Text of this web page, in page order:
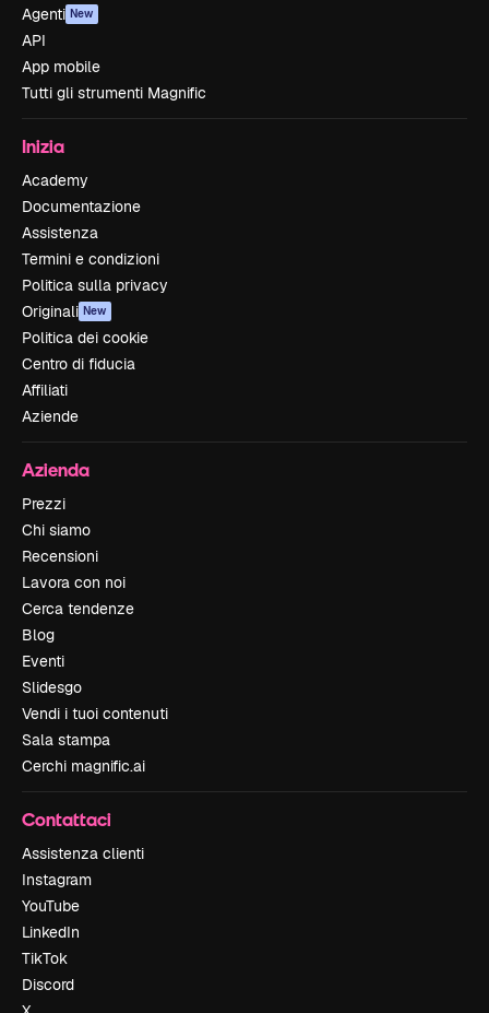
Agenti New
API
App mobile
Tutti gli strumenti Magnific
Inizia
Academy
Documentazione
Assistenza
Termini e condizioni
Politica sulla privacy
Originali New
Politica dei cookie
Centro di fiducia
Affiliati
Aziende
Azienda
Prezzi
Chi siamo
Recensioni
Lavora con noi
Cerca tendenze
Blog
Eventi
Slidesgo
Vendi i tuoi contenuti
Sala stampa
Cerchi magnific.ai
Contattaci
Assistenza clienti
Instagram
YouTube
LinkedIn
TikTok
Discord